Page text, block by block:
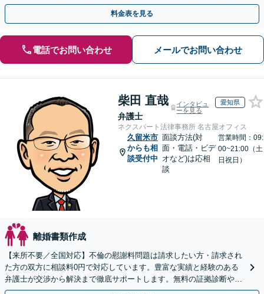
／親権・養育費・面会交流／婚姻費用など【子連れ相談可】
料金表を見る
電話でお問い合わせ メールでお問い合わせ
柴田 直哉
弁護士
インタビュ
ーを見る
愛知県
ネクスパート法律事務所 名古屋オフィス
久留米市
からも相
談受付中
面談方法(対
面・電話・ビデ
オなど)は応相
談
営業時間：09:
00~21:00（土
日祝日）
離婚書類作成
【来所不要／全国対応】不倫の慰謝料問題は請求したい方・請求され
た方の双方に相談料0円で対応しています。豊富な実績と経験のある
弁護士が交渉から解決まで徹底サポートします。無料の証拠診断や着
手金の返還保証もありますので安心してご相談ください。